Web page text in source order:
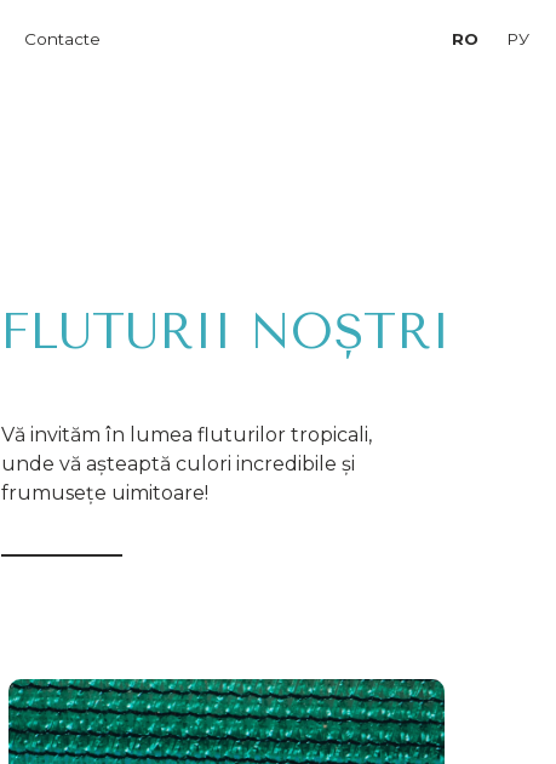
Vă invităm în lumea fluturilor tropicali,
unde vă așteaptă culori incredibile și
frumusețe uimitoare!
FLUTURII NOȘTRI